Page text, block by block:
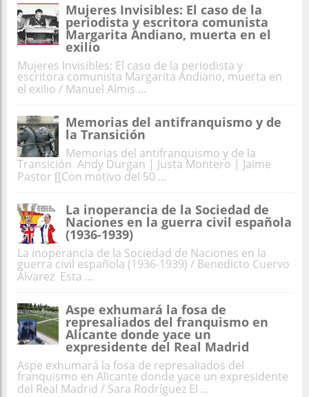
Mujeres Invisibles: El caso de la
periodista y escritora comunista
Margarita Andiano, muerta en el
exilio
Mujeres Invisibles: El caso de la periodista y
escritora comunista Margarita Andiano, muerta en
el exilio / Manuel Almis ...
Memorias del antifranquismo y de
la Transición
Memorias del antifranquismo y de la
Transición Andy Durgan | Justa Montero | Jaime
Pastor [[Con motivo del 50 ...
La inoperancia de la Sociedad de
Naciones en la guerra civil española
(1936-1939)
La inoperancia de la Sociedad de Naciones en la
guerra civil española (1936-1939) / Benedicto Cuervo
Álvarez Esta ...
Aspe exhumará la fosa de
represaliados del franquismo en
Alicante donde yace un
expresidente del Real Madrid
Aspe exhumará la fosa de represaliados del
franquismo en Alicante donde yace un expresidente
del Real Madrid / Sara Rodríguez El ...